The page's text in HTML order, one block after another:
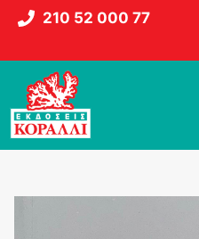
Μετάβαση
περιεχόμενο
210 52 000 77